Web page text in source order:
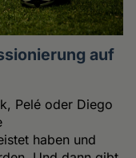
auf
Pelé oder Diego
haben und